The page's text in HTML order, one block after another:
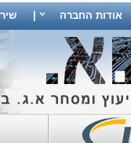
אודות החברה |